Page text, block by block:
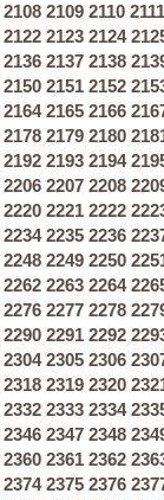
2108 2109 2110 2111
2122 2123 2124
2136 2137 2138
2150 2151 2152
2164 2165 2166
2178 2179 2180
2192 2193 2194
2206 2207 2208
2220 2221 2222
2234 2235 2236
2248 2249 2250
2262 2263 2264
2276 2277 2278
2290 2291 2292
2304 2305 2306
2318 2319 2320
2332 2333 2334
2346 2347 2348
2360 2361 2362
2374 2375 2376